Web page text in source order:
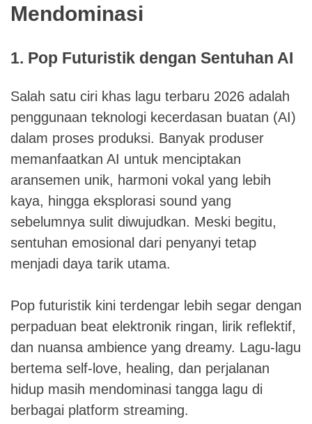
Mendominasi
1. Pop Futuristik dengan Sentuhan AI
Salah satu ciri khas lagu terbaru 2026 adalah
penggunaan teknologi kecerdasan buatan (AI)
dalam proses produksi. Banyak produser
memanfaatkan AI untuk menciptakan
aransemen unik, harmoni vokal yang lebih
kaya, hingga eksplorasi sound yang
sebelumnya sulit diwujudkan. Meski begitu,
sentuhan emosional dari penyanyi tetap
menjadi daya tarik utama.
Pop futuristik kini terdengar lebih segar dengan
perpaduan beat elektronik ringan, lirik reflektif,
dan nuansa ambience yang dreamy. Lagu-lagu
bertema self-love, healing, dan perjalanan
hidup masih mendominasi tangga lagu di
berbagai platform streaming.